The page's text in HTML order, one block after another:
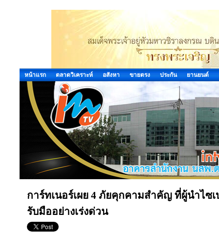
หน้าแรก ตลาดวิเคราะห์ อสังหา ขายตรง ประกัน ยานยนต์
การ์ทเนอร์เผย 4 ภัยคุกคามสำคัญ ที่ผู้นำไซ
รับมืออย่างเร่งด่วน